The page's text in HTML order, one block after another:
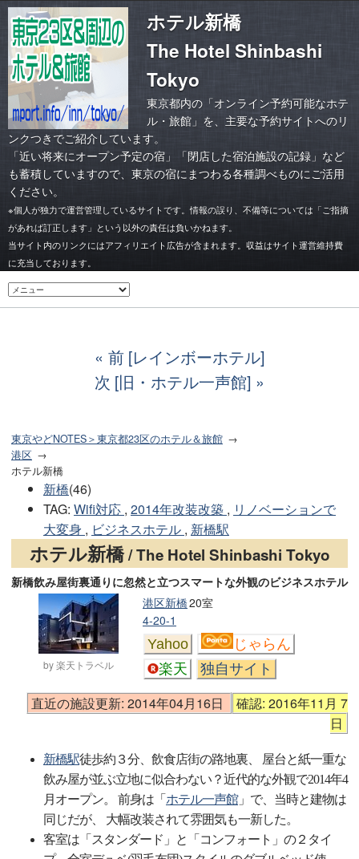
ホテル新橋
The Hotel Shinbashi
Tokyo
東京都内の「オンライン予約可能なホテ
ル・旅館」を、主要な予約サイトへのリ
ンクつきでご紹介しています。
「近い将来にオープン予定の宿 」「閉店した宿泊施設の記録 」など
も蓄積していますので、東京の宿にまつわる各種調べものにご活用
ください。
※個人が独力で運営管理しているサイトです。情報の誤り、不備等については「ご指摘
があれば訂正します」という以外の責任は負いかねます。
当サイト内のリンクにはアフィリエイト広告が含まれます。収益はサイト運営維持費
に充当しております。
前 [レインボーホテル]
次 [旧・ホテル一声館]
東京やどNOTES＞東京都23区のホテル＆旅館
港区
ホテル新橋
新橋(46)
TAG: Wifi対応 , 2014年改装改築 , リノベーションで
大変身 , ビジネスホテル , 新橋駅
ホテル新橋/ The Hotel Shinbashi Tokyo
新橋飲み屋街裏通りに忽然と立つスマートな外観のビジネスホテル
by 楽天トラベル
20室
港区新橋
4-20-1
Yahoo
じゃらん
楽天
独自サイト
直近の施設更新: 2014年04月16日
確認: 2016年11月 7
日
新橋駅徒歩約３分、飲食店街の路地裏、 屋台と紙一重な
飲み屋が並ぶ立地に似合わない？近代的な外観で2014年4
月オープン。 前身は「 ホテル一声館」で、当時と建物は
同じだが、 大幅改装されて雰囲気も一新した。
客室は「スタンダード」と「コンフォート」の２タイ